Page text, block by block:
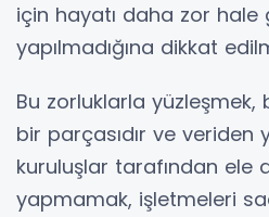
için hayatı daha zor hale
yapılmadığına dikkat
Bu zorluklarla yüzleşmek,
bir parçasıdır ve
kuruluşlar tarafından ele
yapmamak, işletmeleri